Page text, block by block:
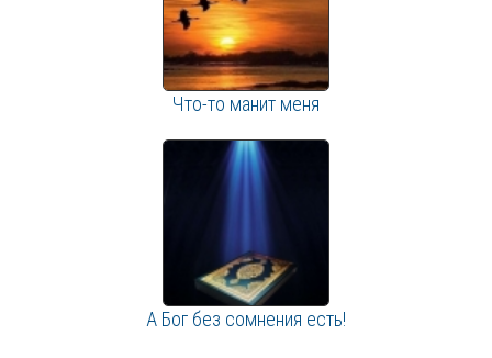
Что-то манит меня
А Бог без сомнения есть!